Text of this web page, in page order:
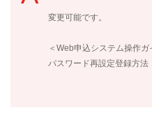
変更可能です。
＜Web申込システム操作ガ
パスワード再設定登録方法